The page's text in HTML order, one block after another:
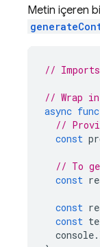
Metin içeren
//
// Wrap
async
//
const
// To
const
const
const
console.